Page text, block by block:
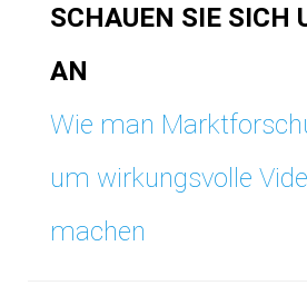
SCHAUEN SIE SICH
AN
Wie man
um wirkungsvolle
machen